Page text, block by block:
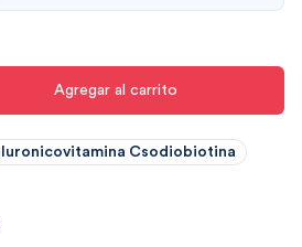
Agregar al carrito
Csodiobiotina